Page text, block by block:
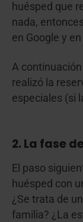
huésped que
nada,
en Google y
A
realizó la
especiales (si
2. La fase
El paso
huésped con
¿Se trata de
familia? ¿La